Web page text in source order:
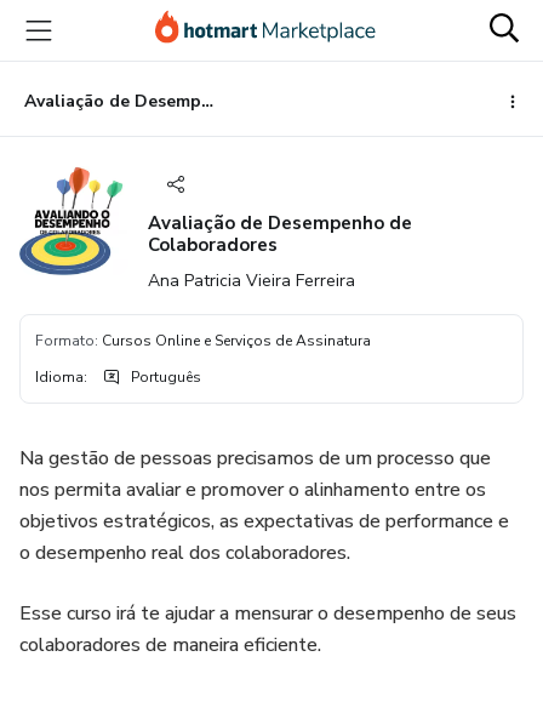
para
conteúdo
principal
para
pagamento
para
rodapé
Avaliação de Desempenho de Colaboradores
Avaliação de Desempenho de
Colaboradores
Ana Patricia Vieira Ferreira
Formato: Cursos Online e Serviços de Assinatura
Idioma: Português
Na gestão de pessoas precisamos de um processo que
nos permita avaliar e promover o alinhamento entre os
objetivos estratégicos, as expectativas de performance e
o desempenho real dos colaboradores.
Esse curso irá te ajudar a mensurar o desempenho de seus
colaboradores de maneira eficiente.